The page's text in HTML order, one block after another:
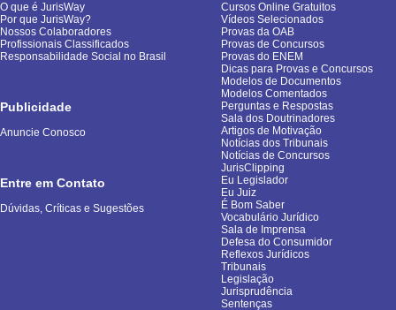
O que é JurisWay
Por que JurisWay?
Nossos Colaboradores
Profissionais Classificados
Responsabilidade Social no Brasil
Publicidade
Anuncie Conosco
Entre em Contato
Dúvidas, Críticas e Sugestões
Cursos Online Gratuitos
Vídeos Selecionados
Provas da OAB
Provas de Concursos
Provas do ENEM
Dicas para Provas e Concursos
Modelos de Documentos
Modelos Comentados
Perguntas e Respostas
Sala dos Doutrinadores
Artigos de Motivação
Notícias dos Tribunais
Notícias de Concursos
JurisClipping
Eu Legislador
Eu Juiz
É Bom Saber
Vocabulário Jurídico
Sala de Imprensa
Defesa do Consumidor
Reflexos Jurídicos
Tribunais
Legislação
Jurisprudência
Sentenças